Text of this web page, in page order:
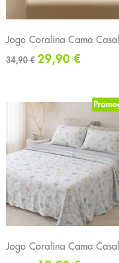
Jogo Coralina Cama Casal
34,90€ 29,90 €
Jogo Coralina Cama Casal